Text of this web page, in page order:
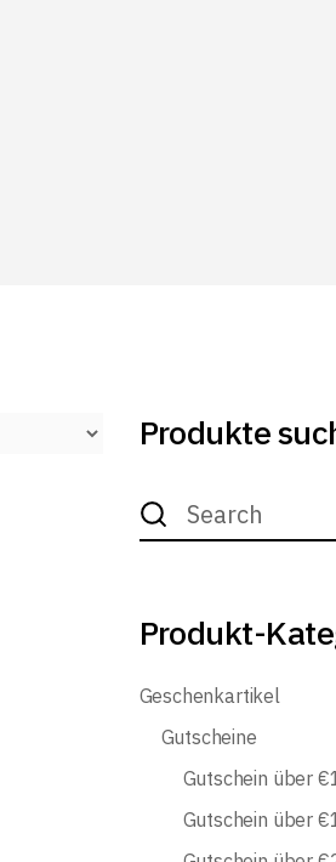
Produkte
Search
for:
Produkt-
Geschenkartikel
Gutscheine
Gutschein über
Gutschein über